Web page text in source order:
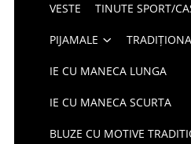
VESTE TINUTE SPORT/
PIJAMALE
IE CU MANECA LUNGA
IE CU MANECA SCURTA
BLUZE CU MOTIVE